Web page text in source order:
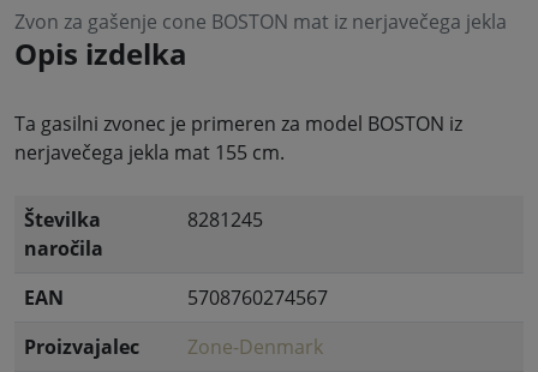
Zvon za gašenje cone BOSTON mat iz nerjavečega jekla
Opis izdelka
Ta gasilni zvonec je primeren za model BOSTON iz
nerjavečega jekla mat 155 cm.
Številka
naročila
8281245
EAN
5708760274567
Proizvajalec
Zone-Denmark